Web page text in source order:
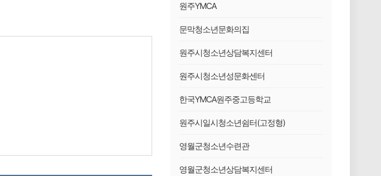
원주YMCA
문막청소년문화의집
원주시청소년상담복지센터
원주시청소년성문화센터
한국YMCA원주중고등학교
원주시일시청소년쉼터(고정형)
영월군청소년수련관
영월군청소년상담복지센터